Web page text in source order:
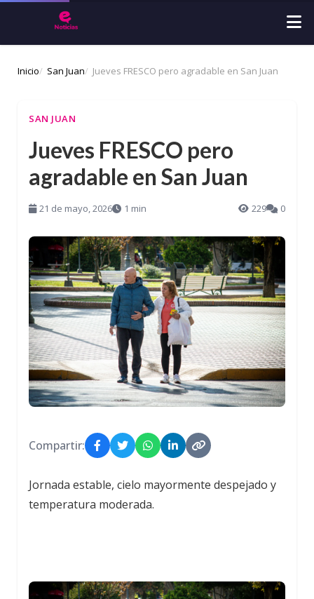
Inicio San Juan Jueves FRESCO pero agradable en San Juan
SAN JUAN
Jueves FRESCO pero
agradable en San Juan
21 de mayo, 2026 1 min 229 0
Compartir:
Jornada estable, cielo mayormente despejado y
temperatura moderada.